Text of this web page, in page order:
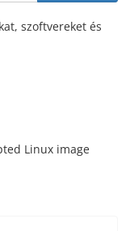
szoftvereket és
Linux image